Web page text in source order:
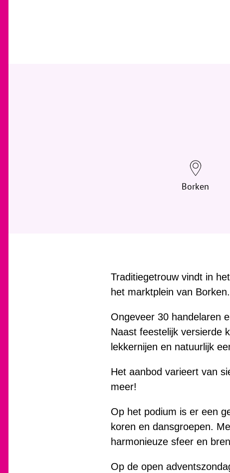
Borken
Traditiegetrouw vindt in
het marktplein van Borken.
Ongeveer 30 handelaren
Naast feestelijk versierde
lekkernijen en natuurlijk
Het aanbod varieert van
meer!
Op het podium is er een
koren en dansgroepen.
harmonieuze sfeer en
Op de open